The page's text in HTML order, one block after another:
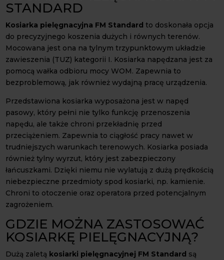
STANDARD
Kosiarka pielęgnacyjna FM Standard to doskonała opcja
do precyzyjnego koszenia dużych i równych terenów.
Mocowana jest ona na tylnym trzypunktowym układzie
zawieszenia (TUZ) kategorii I. Kosiarka napędzana jest za
pomocą wałka odbioru mocy WOM. Zapewnia to
bezproblemową, jak również wydajną pracę urządzenia.
Przedstawiona kosiarka wyposażona jest w napęd
pasowy, który pełni nie tylko funkcję przenoszenia
napędu, ale także chroni przekładnię przed
przeciążeniem. Zapewnia to ciągłość pracy nawet w
trudniejszych warunkach terenowych. Kosiarka posiada
również tylny wyrzut, który jest zabezpieczony
łańcuszkami. Dzięki niemu nie wylatują z dużą prędkością
niebezpieczne przedmioty spod kosiarki, np. kamienie.
Chroni to otoczenie oraz operatora przed potencjalnym
zagrożeniem.
GDZIE MOŻNA ZASTOSOWAĆ
KOSIARKĘ PIELĘGNACYJNĄ?
Dużą zaletą kosiarki pielęgnacyjnej FM Standard są